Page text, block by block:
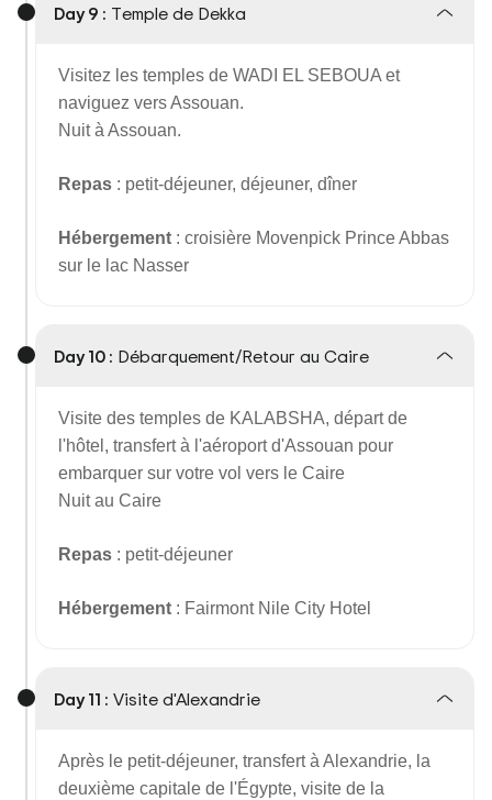
Day 9 : Temple de Dekka
Visitez les temples de WADI EL SEBOUA et
naviguez vers Assouan.
Nuit à Assouan.
Repas : petit-déjeuner, déjeuner, dîner
Hébergement : croisière Movenpick Prince Abbas
sur le lac Nasser
Day 10 : Débarquement/Retour au Caire
Visite des temples de KALABSHA, départ de
l'hôtel, transfert à l'aéroport d'Assouan pour
embarquer sur votre vol vers le Caire
Nuit au Caire
Repas : petit-déjeuner
Hébergement : Fairmont Nile City Hotel
Day 11 : Visite d'Alexandrie
Après le petit-déjeuner, transfert à Alexandrie, la
deuxième capitale de l'Égypte, visite de la